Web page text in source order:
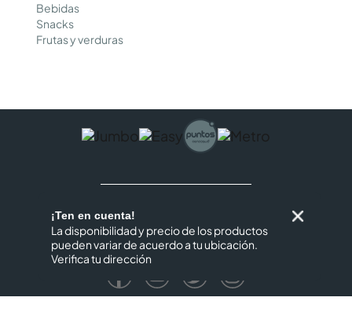
¡Ten en cuenta!
La disponibilidad y precio de los productos
pueden variar de acuerdo a tu ubicación.
Verifica tu dirección
Bebidas
Snacks
Frutas y verduras
SÍGUENOS EN: